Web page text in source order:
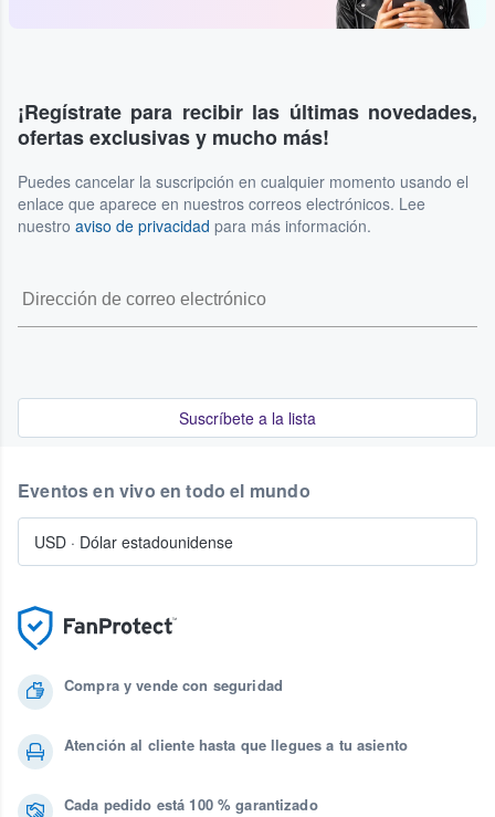
¡Regístrate para recibir las últimas novedades,
ofertas exclusivas y mucho más!
Puedes cancelar la suscripción en cualquier momento usando el
enlace que aparece en nuestros correos electrónicos. Lee
nuestro aviso de privacidad para más información.
Suscríbete a la lista
Compra y vende con seguridad
Atención al cliente hasta que llegues a tu asiento
Cada pedido está 100 % garantizado
Eventos en vivo en todo el mundo
USD · Dólar estadounidense